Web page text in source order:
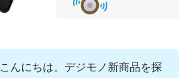
こんにちは。デジモノ新商品を探